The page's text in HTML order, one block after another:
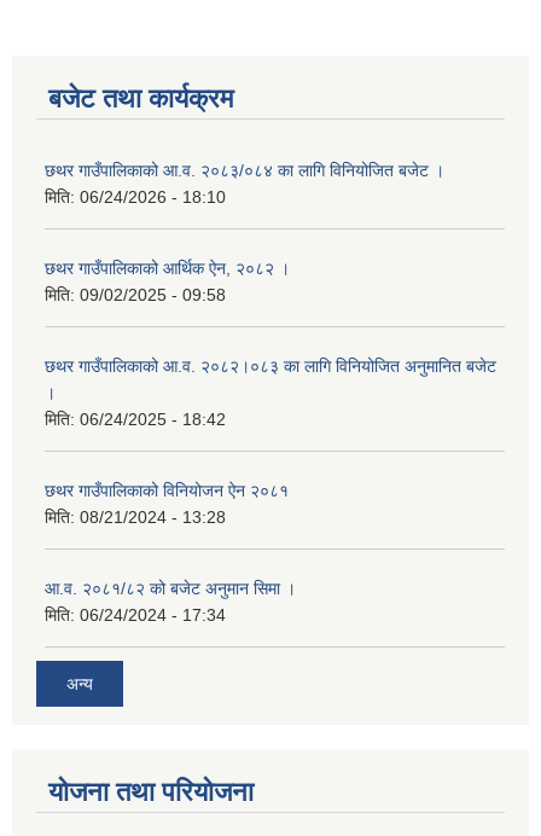
बजेट तथा कार्यक्रम
छथर गाउँपालिकाको आ.व. २०८३/०८४ का लागि विनियोजित बजेट ।
मिति: 06/24/2026 - 18:10
छथर गाउँपालिकाको आर्थिक ऐन, २०८२ ।
मिति: 09/02/2025 - 09:58
छथर गाउँपालिकाको आ.व. २०८२।०८३ का लागि विनियोजित अनुमानित बजेट
।
मिति: 06/24/2025 - 18:42
छथर गाउँपालिकाको विनियोजन ऐन २०८१
मिति: 08/21/2024 - 13:28
आ.व. २०८१/८२ को बजेट अनुमान सिमा ।
मिति: 06/24/2024 - 17:34
अन्य
योजना तथा परियोजना